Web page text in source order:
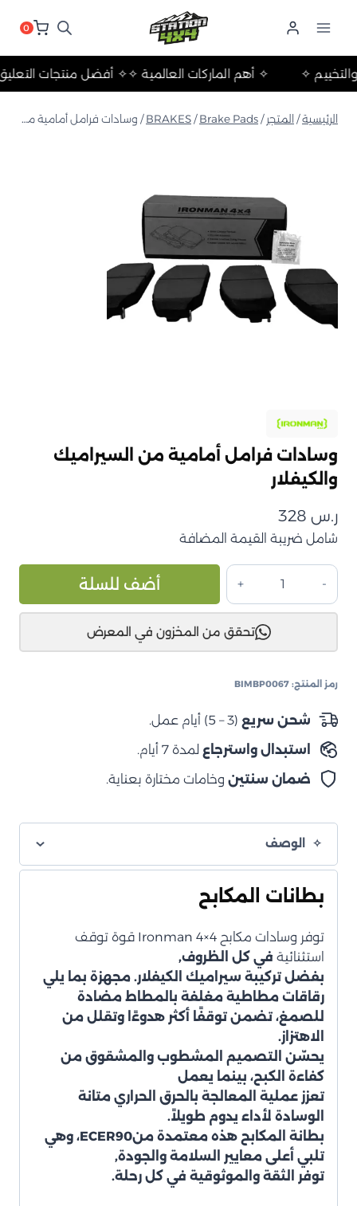
0
✧ أفضل منتجات✧ أهم الماركات العالمية ✧ والتخييم ✧
الرئيسية/ المتجر /
BRAKES / Brake Pads
/ وسادات فرامل أمامية من السيراميك والكيفلار
وسادات فرامل أمامية من السيراميك
والكيفلار
ر.س
شامل ضريبة القيمة المضافة
كمية
وسادات
فرامل
من
والكيفلار
أضف للسلة
تحقق من المخزون في المعرض
رمز المنتج: BIMBP0067
شحن سريع (3 – 5) أيام عمل.
استبدال واسترجاع لمدة 7 أيام.
ضمان سنتين وخامات مختارة بعناية.
الوصف
بطانات المكابح
توفر وسادات مكابح Ironman 4×4 قوة توقف
استثنائية في كل الظروف,
بفضل تركيبة سيراميك الكيفلار. مجهزة بما يلي
رقاقات مطاطية مغلفة بالمطاط مضادة
للصمغ، تضمن توقفًا أكثر هدوءًا وتقلل من
الاهتزاز.
يحسّن التصميم
المشطوب والمشقوق من
كفاءة الكبح، بينما يعمل
تعزز عملية المعالجة بالحرق الحراري متانة
الوسادة لأداء يدوم طويلاً.
بطانة المكابح هذه معتمدة منECER90
، وهي
تلبي أعلى معايير السلامة والجودة,
توفر الثقة والموثوقية في كل رحلة.